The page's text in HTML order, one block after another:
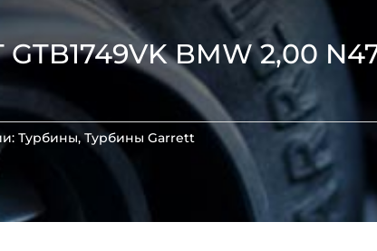
BMW 2,00
Турбины,Турбины Garrett